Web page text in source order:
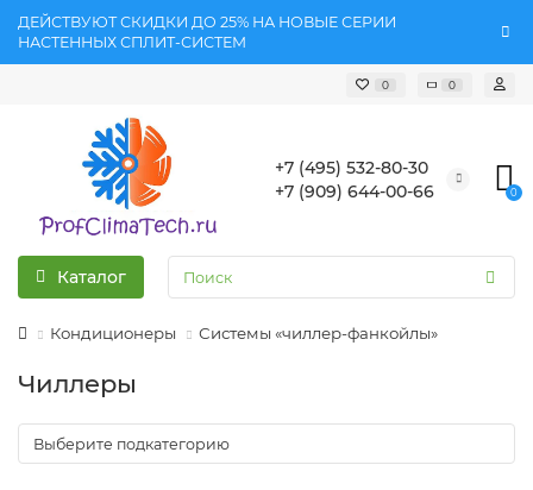
ДЕЙСТВУЮТ СКИДКИ ДО 25% НА НОВЫЕ СЕРИИ
НАСТЕННЫХ СПЛИТ-СИСТЕМ
0 0
+7 (495) 532-80-30
+7 (909) 644-00-66
0
Каталог
Кондиционеры Системы «чиллер-фанкойлы»
Чиллеры